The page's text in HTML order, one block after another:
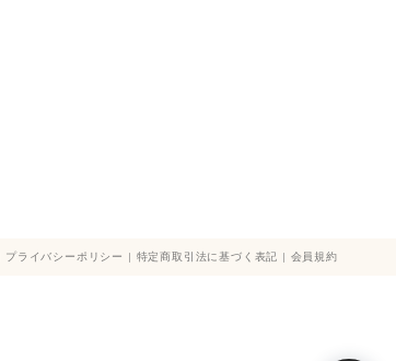
プライバシーポリシー | 特定商取引法に基づく表記 | 会員規約